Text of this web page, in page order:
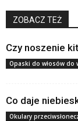
ZOBACZ TEŻ
Czy noszenie
Opaski do włosów do
Co daje
Okulary